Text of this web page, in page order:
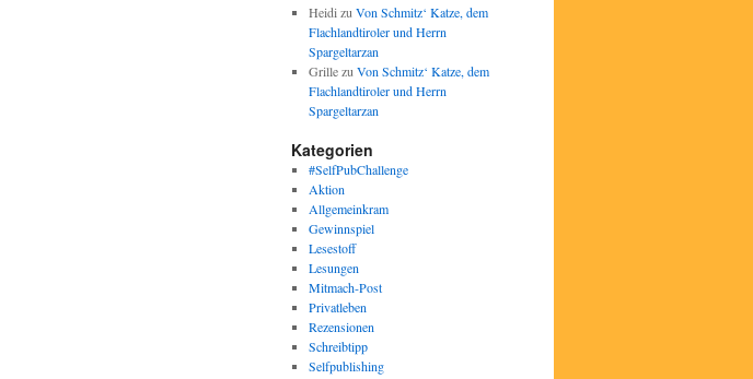
Heidi zu Von Schmitz‘ Katze, dem
Flachlandtiroler und Herrn
Spargeltarzan
Grillezu Von Schmitz‘ Katze, dem
Flachlandtiroler und Herrn
Spargeltarzan
Kategorien
#SelfPubChallenge
Aktion
Allgemeinkram
Gewinnspiel
Lesestoff
Lesungen
Mitmach-Post
Privatleben
Rezensionen
Schreibtipp
Selfpublishing